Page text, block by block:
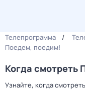
Телепрограмма
Поедем, поедим!
Когда смотреть
Узнайте, когда